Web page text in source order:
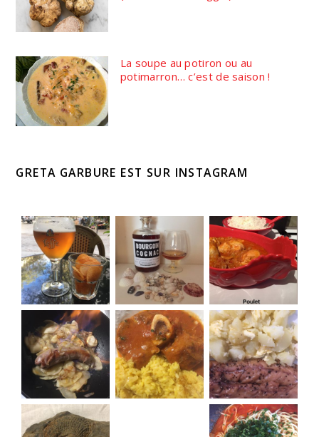
La soupe au potiron ou au
potimarron… c’est de saison !
GRETA GARBURE EST SUR INSTAGRAM